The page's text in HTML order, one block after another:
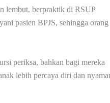
lembut, berpraktik di RSUP
pasien BPJS, sehingga orang
periksa, bahkan bagi mereka
lebih percaya diri dan